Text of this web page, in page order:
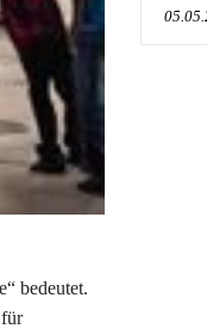
bedeutet.